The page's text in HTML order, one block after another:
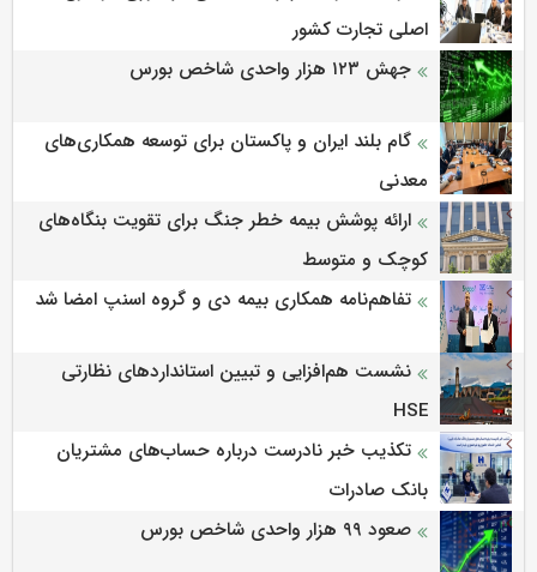
اصلی تجارت کشور
جهش ۱۲۳ هزار واحدی شاخص بورس
گام بلند ایران و پاکستان برای توسعه همکاری‌های
معدنی
ارائه پوشش بیمه خطر جنگ برای تقویت بنگاه‌های
کوچک و متوسط
تفاهم‌نامه همکاری بیمه دی و گروه اسنپ امضا شد
نشست هم‌افزایی و تبیین استانداردهای نظارتی
HSE
تکذیب خبر نادرست درباره حساب‌های مشتریان
بانک صادرات
صعود ۹۹ هزار واحدی شاخص بورس